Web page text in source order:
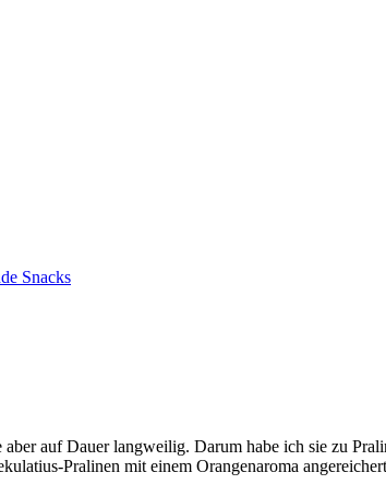
Snacks
auf Dauer langweilig. Darum habe ich sie zu
Pralinen mit einem Orangenaroma